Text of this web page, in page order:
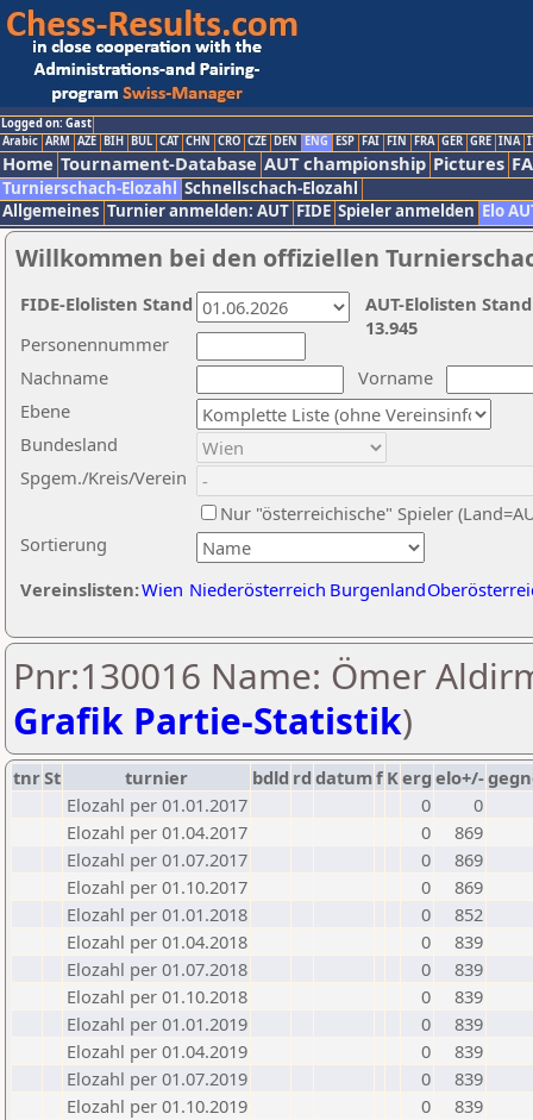
Logged on: Gast
Arabic ARM AZE BIH BUL CAT CHN CRO CZE DEN ENG ESP FAI FIN FRA GER GRE INA
Home Tournament-Database AUT championship Pictures
Turnierschach-Elozahl Schnellschach-Elozahl
Allgemeines Turnier anmelden: AUT FIDE Spieler anmelden Elo
Willkommen bei den offiziellen
Nachname
Vorname
Ebene
Sortierung
Personennummer
Bundesland
Spgem./Kreis/Verein
Nur "österreichische" Spieler
Vereinslisten:Wien Niederösterreich Burgenland
AUT-Elolisten
13.945
FIDE-Elolisten Stand
Pnr:130016 Name: Ömer
Grafik Partie-Statistik)
tnrSt turnier bdld rd datumf Kerg elo+/-
Elozahl per 01.01.2017
0
0
Elozahl per 01.04.2017
0
869
Elozahl per 01.07.2017
0
869
Elozahl per 01.10.2017
0
869
Elozahl per 01.01.2018
0
852
Elozahl per 01.04.2018
0
839
Elozahl per 01.07.2018
0
839
Elozahl per 01.10.2018
0
839
Elozahl per 01.01.2019
0
839
Elozahl per 01.04.2019
0
839
Elozahl per 01.07.2019
0
839
Elozahl per 01.10.2019
0
839